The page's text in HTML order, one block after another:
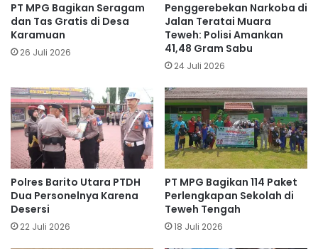
PT MPG Bagikan Seragam
dan Tas Gratis di Desa
Karamuan
26 Juli 2026
Penggerebekan Narkoba di
Jalan Teratai Muara
Teweh: Polisi Amankan
41,48 Gram Sabu
24 Juli 2026
Polres Barito Utara PTDH
Dua Personelnya Karena
Desersi
22 Juli 2026
PT MPG Bagikan 114 Paket
Perlengkapan Sekolah di
Teweh Tengah
18 Juli 2026